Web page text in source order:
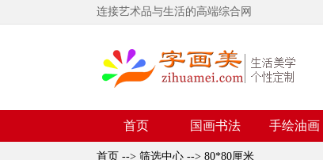
连接艺术品与生活的高端综合网
首页 国画书法 手绘油画
首页 --> 筛选中心 --> 80*80厘米